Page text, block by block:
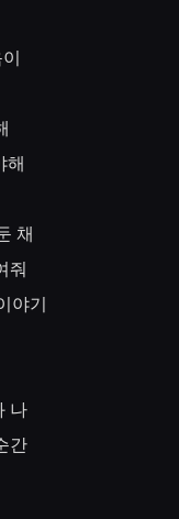
해
채
줘
야기
나
간